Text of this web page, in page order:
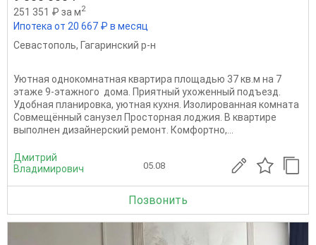
251 351 ₽ за м2
Ипотека от 20 667 ₽ в месяц
Севастополь, Гагаринский р-н
Уютная однокомнатная квартира площадью 37 кв.м на 7
этаже 9-этажного дома. Приятный ухоженный подъезд.
Удобная планировка, уютная кухня. Изолированная комната
Совмещённый санузел Просторная лоджия. В квартире
выполнен дизайнерский ремонт. Комфортно,...
Дмитрий
Владимирович
05.08
Позвонить